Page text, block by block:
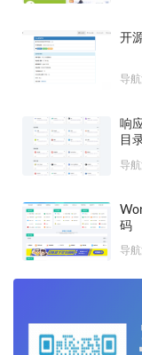
开
导
响
目
导
码
导